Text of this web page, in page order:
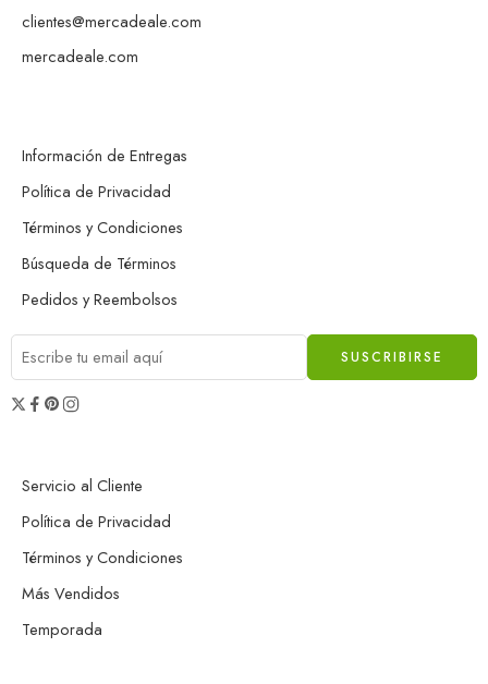
clientes@mercadeale.com
mercadeale.com
Información de Entregas
Política de Privacidad
Términos y Condiciones
Búsqueda de Términos
Pedidos y Reembolsos
Servicio al Cliente
Política de Privacidad
Términos y Condiciones
Más Vendidos
Temporada